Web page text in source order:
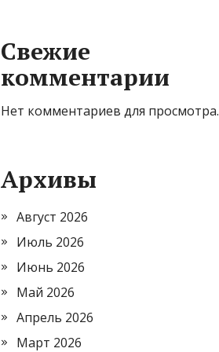
Свежие
комментарии
Нет комментариев для просмотра.
Архивы
Август 2026
Июль 2026
Июнь 2026
Май 2026
Апрель 2026
Март 2026